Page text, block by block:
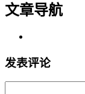
文章导航
发表评论